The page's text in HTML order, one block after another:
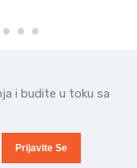
i budite u toku sa
Prijavite Se